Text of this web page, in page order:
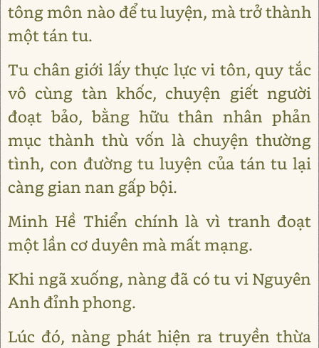
tông môn nào để tu luyện, mà trở thành
một tán tu.
Tu chân giới lấy thực lực vi tôn, quy tắc
vô cùng tàn khốc, chuyện giết người
đoạt bảo, bằng hữu thân nhân phản
mục thành thù vốn là chuyện thường
tình, con đường tu luyện của tán tu lại
càng gian nan gấp bội.
Minh Hề Thiển chính là vì tranh đoạt
một lần cơ duyên mà mất mạng.
Khi ngã xuống, nàng đã có tu vi Nguyên
Anh đỉnh phong.
Lúc đó, nàng phát hiện ra truyền thừa